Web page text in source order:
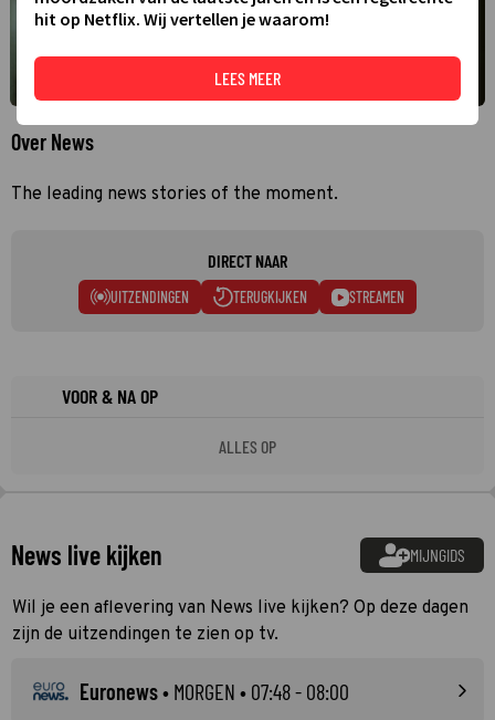
Over News
The leading news stories of the moment.
DIRECT NAAR
UITZENDINGEN TERUGKIJKEN STREAMEN
VOOR & NA OP
ALLES OP
News live kijken MIJNGIDS
Wil je een aflevering van News live kijken? Op deze dagen
zijn de uitzendingen te zien op tv.
Euronews• MORGEN • 07:48 - 08:00
hit op Netflix. Wij vertellen je waarom!
LEES MEER